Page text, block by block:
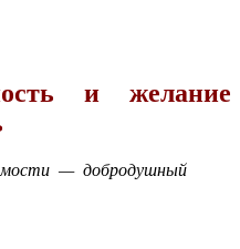
и желание
— добродушный